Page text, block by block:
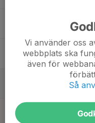
17
Sön
Vi använder oss
webbplats ska
även för
Så